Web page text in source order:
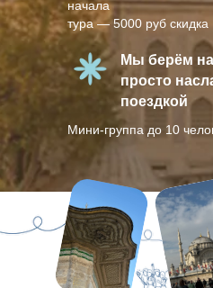
начала
тура — 5000 руб скидка
Мини-группа до 10
Мы берём
просто
поездкой